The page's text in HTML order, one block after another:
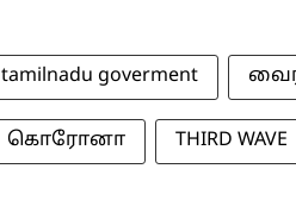
tamilnadu goverment
கொரோனா THIRD WAVE